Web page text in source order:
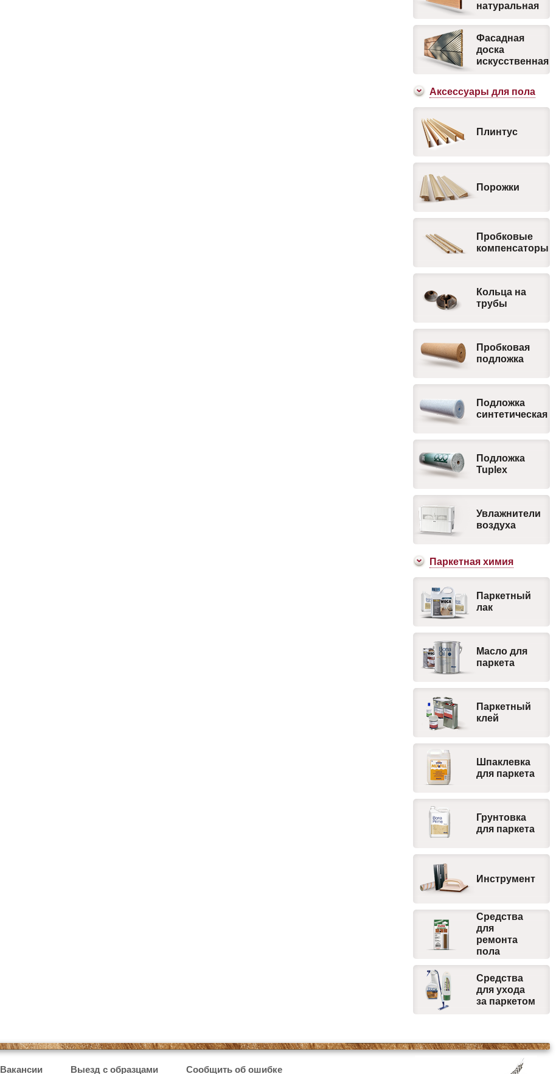
натуральная
Фасадная
доска
искусственная
Аксесcуары для пола
Плинтус
Порожки
Пробковые
компенсаторы
Кольца на
трубы
Пробковая
подложка
Подложка
синтетическая
Подложка
Tuplex
Увлажнители
воздуха
Паркетная химия
Паркетный
лак
Масло для
паркета
Паркетный
клей
Шпаклевка
для паркета
Грунтовка
для паркета
Инструмент
Средства
для
ремонта
пола
Средства
для ухода
за паркетом
Вакансии Выезд с образцами Сообщить об ошибке